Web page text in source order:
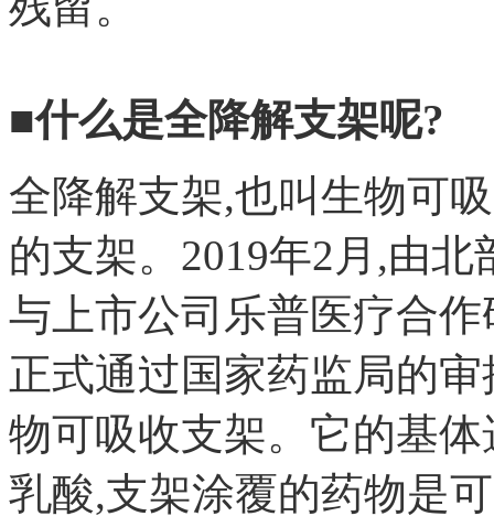
■什么是全降解支架呢?
全降解支架,也叫生物可
的支架。2019年2月,由
与上市公司乐普医疗合作
正式通过国家药监局的
物可吸收支架。它的基
乳酸,支架涂覆的药物是